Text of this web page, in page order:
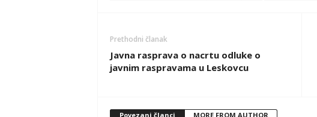
Prethodni članak
Javna rasprava o nacrtu odluke o
javnim raspravama u Leskovcu
Povezani članci MORE FROM AUTHOR